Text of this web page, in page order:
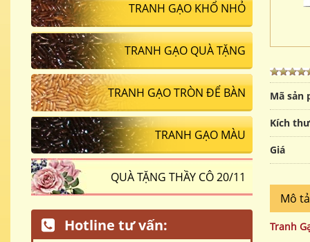
Mã sản
Kích
Giá
Mô
Tranh
TRANH GẠO KHỔ NHỎ
TRANH GẠO QUÀ TẶNG
TRANH GẠO TRÒN ĐỂ BÀN
TRANH GẠO MÀU
QUÀ TẶNG THẦY CÔ 20/11
Hotline tư vấn: